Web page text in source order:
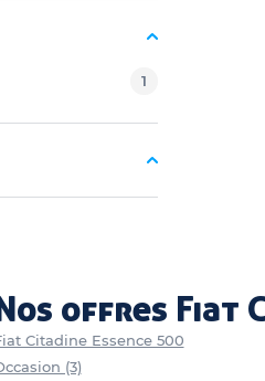
1
offres Fiat
Citadine Essence 500
(3)